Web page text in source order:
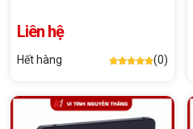
Liên hệ
Hết hàng (0)